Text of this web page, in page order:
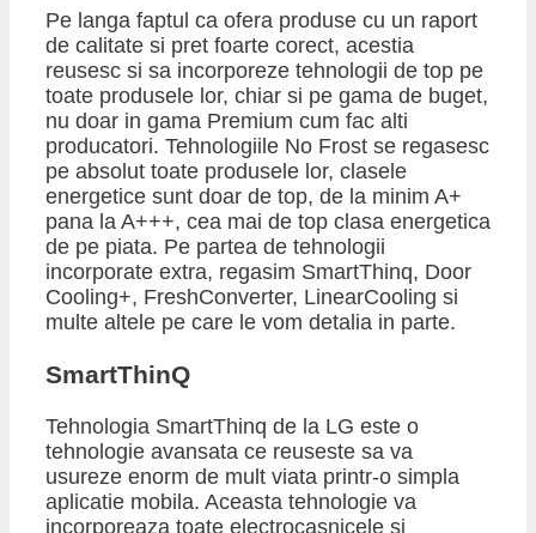
Pe langa faptul ca ofera produse cu un raport
de calitate si pret foarte corect, acestia
reusesc si sa incorporeze tehnologii de top pe
toate produsele lor, chiar si pe gama de buget,
nu doar in gama Premium cum fac alti
producatori. Tehnologiile No Frost se regasesc
pe absolut toate produsele lor, clasele
energetice sunt doar de top, de la minim A+
pana la A+++, cea mai de top clasa energetica
de pe piata. Pe partea de tehnologii
incorporate extra, regasim SmartThinq, Door
Cooling+, FreshConverter, LinearCooling si
multe altele pe care le vom detalia in parte.
​SmartThinQ
Tehnologia SmartThinq de la LG este o
tehnologie avansata ce reuseste sa va
usureze enorm de mult viata printr-o simpla
aplicatie mobila. Aceasta tehnologie va
incorporeaza toate electrocasnicele si